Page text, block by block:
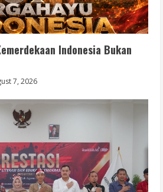
Indonesia Bukan
7, 2026